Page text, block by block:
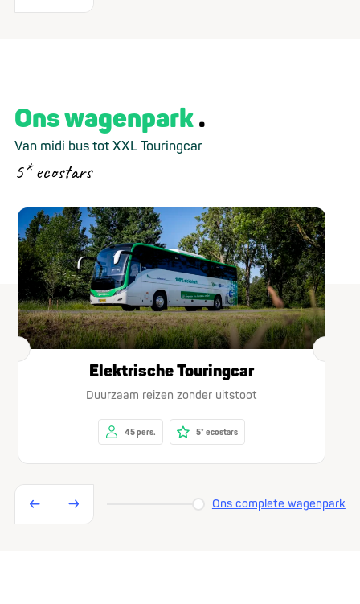
Ons wagenpark
Van midi bus tot XXL Touringcar
5* ecostars
Elektrische Touringcar
Duurzaam reizen zonder uitstoot
45 pers. 5* ecostars
Ons complete wagenpark